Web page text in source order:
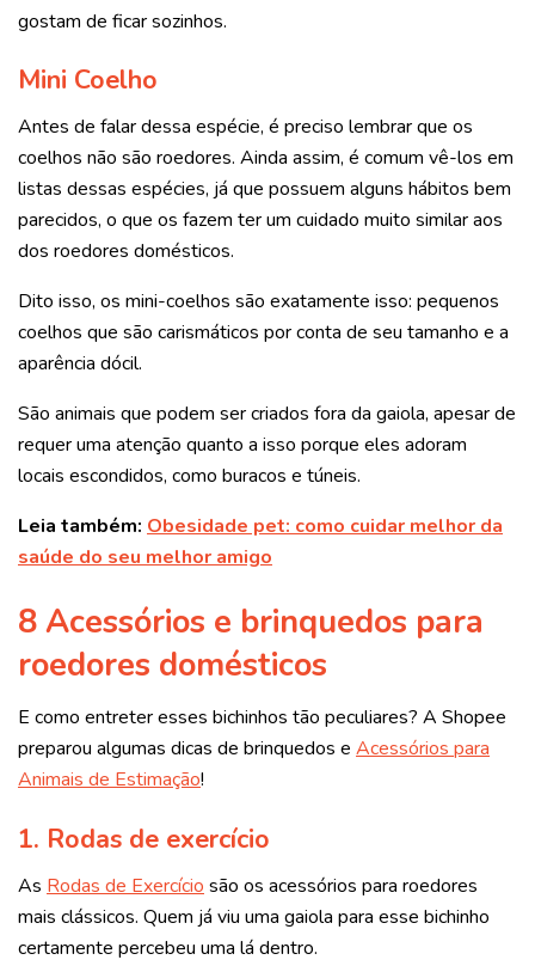
gostam de ficar sozinhos.
Mini Coelho
Antes de falar dessa espécie, é preciso lembrar que os
coelhos não são roedores. Ainda assim, é comum vê-los em
listas dessas espécies, já que possuem alguns hábitos bem
parecidos, o que os fazem ter um cuidado muito similar aos
dos roedores domésticos.
Dito isso, os mini-coelhos são exatamente isso: pequenos
coelhos que são carismáticos por conta de seu tamanho e a
aparência dócil.
São animais que podem ser criados fora da gaiola, apesar de
requer uma atenção quanto a isso porque eles adoram
locais escondidos, como buracos e túneis.
Leia também: Obesidade pet: como cuidar melhor da
saúde do seu melhor amigo
8 Acessórios e brinquedos para
roedores domésticos
E como entreter esses bichinhos tão peculiares? A Shopee
preparou algumas dicas de brinquedos e Acessórios para
Animais de Estimação!
1. Rodas de exercício
As Rodas de Exercício são os acessórios para roedores
mais clássicos. Quem já viu uma gaiola para esse bichinho
certamente percebeu uma lá dentro.